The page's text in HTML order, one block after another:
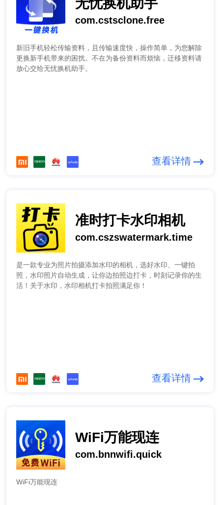
无忧换机助手
com.cstsclone.free
新旧手机轻松传输资料，且传输速度快，操作简单，为您解除
更换新手机带来的困扰。不在为备份资料而烦恼，迁移资料请
放心交给无忧换机助手。
查看详情
准时打卡水印相机
com.cszswatermark.time
是一款专业为照片拍摄添加水印的相机，选好水印、一键拍
照，水印照片自动生成，让你边拍照边打卡，时刻记录你的生
活！关于水印，水印相机打卡拍照满足你！
查看详情
WiFi万能现连
com.bnnwifi.quick
WiFi万能现连